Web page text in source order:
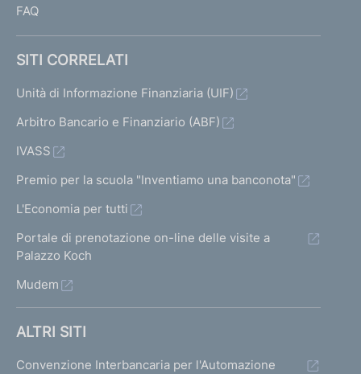
FAQ
SITI CORRELATI
Unità di Informazione Finanziaria (UIF)
Arbitro Bancario e Finanziario (ABF)
IVASS
Premio per la scuola "Inventiamo una banconota"
L'Economia per tutti
Portale di prenotazione on-line delle visite a
Palazzo Koch
Mudem
ALTRI SITI
Convenzione Interbancaria per l'Automazione